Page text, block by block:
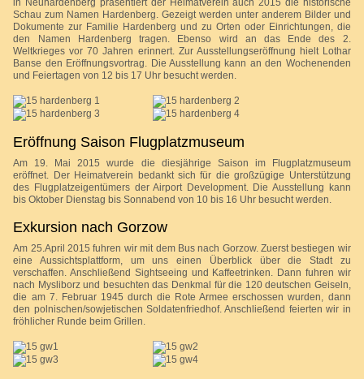
Schau zum Namen Hardenberg. Gezeigt werden unter anderem Bilder und
Dokumente zur Familie Hardenberg und zu Orten oder Einrichtungen, die
den Namen Hardenberg tragen. Ebenso wird an das Ende des 2.
Weltkrieges vor 70 Jahren erinnert. Zur Ausstellungseröffnung hielt Lothar
Banse den Eröffnungsvortrag. Die Ausstellung kann an den Wochenenden
und Feiertagen von 12 bis 17 Uhr besucht werden.
Eröffnung Saison Flugplatzmuseum
Am 19. Mai 2015 wurde die diesjährige Saison im Flugplatzmuseum
eröffnet. Der Heimatverein bedankt sich für die großzügige Unterstützung
des Flugplatzeigentümers der Airport Development. Die Ausstellung kann
bis Oktober Dienstag bis Sonnabend von 10 bis 16 Uhr besucht werden.
Exkursion nach Gorzow
Am 25.April 2015 fuhren wir mit dem Bus nach Gorzow. Zuerst bestiegen wir
eine Aussichtsplattform, um uns einen Überblick über die Stadt zu
verschaffen. Anschließend Sightseeing und Kaffeetrinken. Dann fuhren wir
nach Mysliborz und besuchten das Denkmal für die 120 deutschen Geiseln,
die am 7. Februar 1945 durch die Rote Armee erschossen wurden, dann
den polnischen/sowjetischen Soldatenfriedhof. Anschließend feierten wir in
fröhlicher Runde beim Grillen.